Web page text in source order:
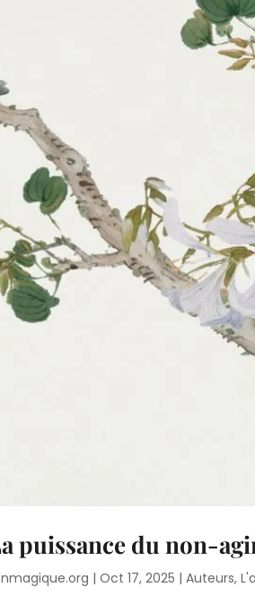
puissance du non-
|Oct 17, 2025 |Auteurs,